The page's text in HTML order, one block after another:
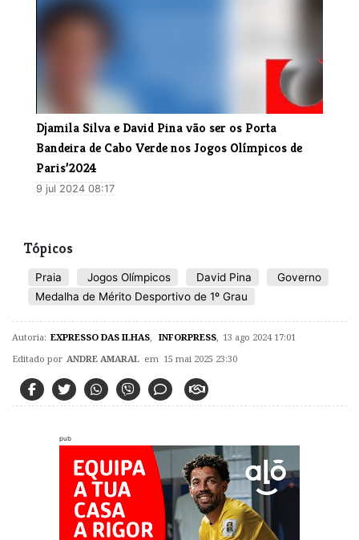
Djamila Silva e David Pina vão ser os Porta
Bandeira de Cabo Verde nos Jogos Olímpicos de
Paris’2024
9 jul 2024 08:17
Tópicos
Praia Jogos Olímpicos David Pina
Governo
Medalha de Mérito Desportivo de 1º Grau
Autoria: EXPRESSO DAS ILHAS INFORPRESS 13 ago 2024 17:01
Editado por ANDRE AMARAL em 15 mai 2025 23:30
pub